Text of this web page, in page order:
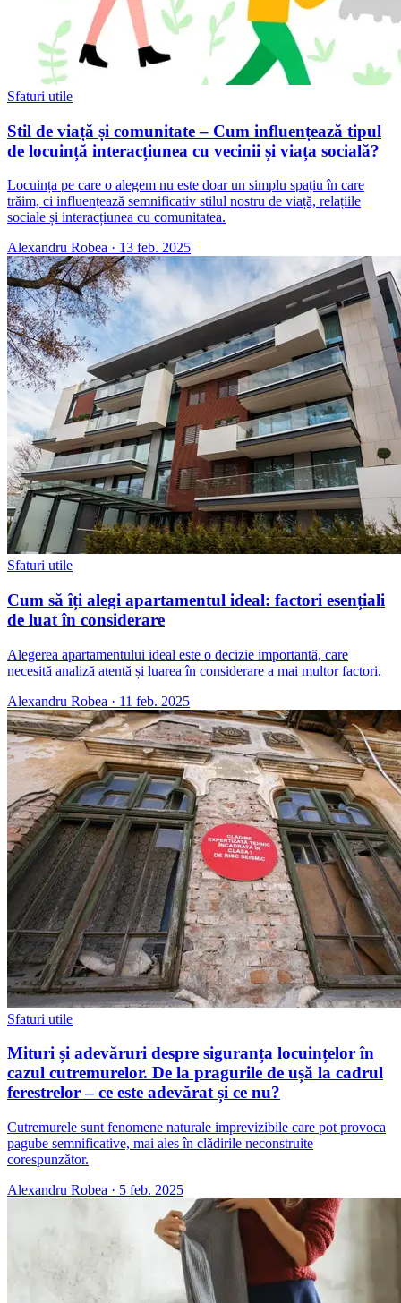
Sfaturi utile
Stil de viață și comunitate – Cum influențează tipul
de locuință interacțiunea cu vecinii și viața socială?
Locuința pe care o alegem nu este doar un simplu spațiu în care
trăim, ci influențează semnificativ stilul nostru de viață, relațiile
sociale și interacțiunea cu comunitatea.
Alexandru Robea · 13 feb. 2025
Sfaturi utile
Cum să îți alegi apartamentul ideal: factori esențiali
de luat în considerare
Alegerea apartamentului ideal este o decizie importantă, care
necesită analiză atentă și luarea în considerare a mai multor factori.
Alexandru Robea · 11 feb. 2025
Sfaturi utile
Mituri și adevăruri despre siguranța locuințelor în
cazul cutremurelor. De la pragurile de ușă la cadrul
ferestrelor – ce este adevărat și ce nu?
Cutremurele sunt fenomene naturale imprevizibile care pot provoca
pagube semnificative, mai ales în clădirile neconstruite
corespunzător.
Alexandru Robea · 5 feb. 2025